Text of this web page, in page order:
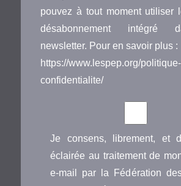
pouvez à tout moment utiliser
désabonnement intégré
newsletter. Pour en savoir plus :
https://www.lespep.org/
confidentialite/
Je consens, librement, et
éclairée au traitement de
e-mail par la Fédération